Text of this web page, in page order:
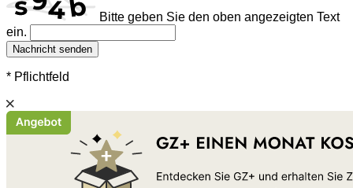
Bitte geben Sie den oben angezeigten Text
ein.
Nachricht senden
* Pflichtfeld
Schließen